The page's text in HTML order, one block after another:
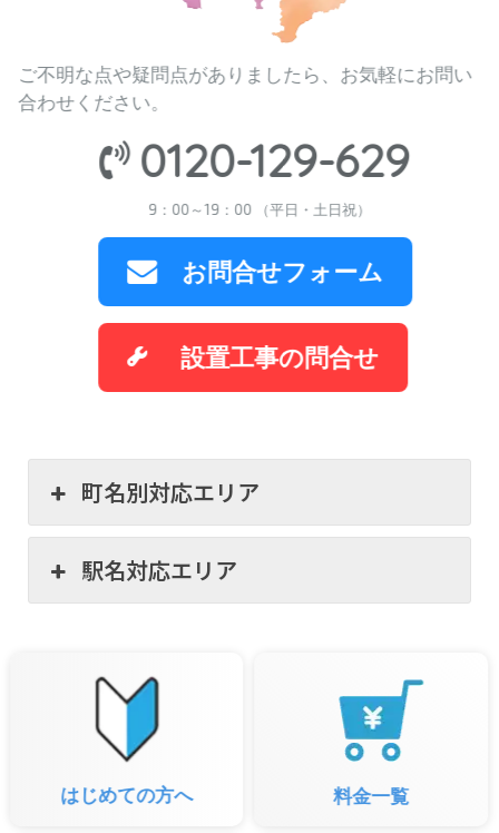
ご不明な点や疑問点がありましたら、お気軽にお問い
合わせください。
0120-129-629
9：00～19：00 （平日・土日祝）
お問合せフォーム
設置工事の問合せ
町名別対応エリア
駅名対応エリア
はじめての方へ 料金一覧